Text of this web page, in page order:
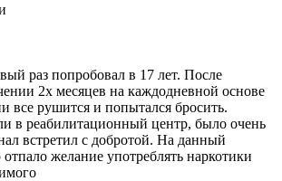
раз попробовал в 17 лет. После
2х месяцев на каждодневной основе
все рушится и попытался бросить.
в реабилитационный центр, было очень
встретил с добротой. На данный
желание употреблять наркотики